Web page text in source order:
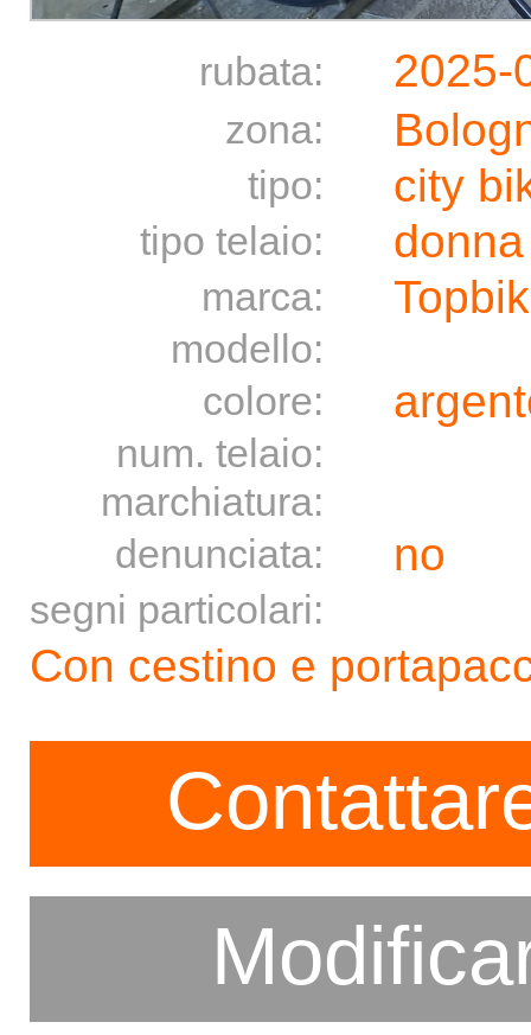
rubata:
zona:
tipo: city
tipo telaio: donna
marca:
modello:
colore:
num. telaio:
marchiatura:
denunciata:
no
segni particolari:
Con cestino e